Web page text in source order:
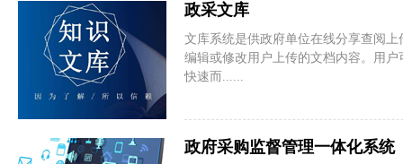
政采文库
文库系统是供政府单位在线分享查阅
编辑或修改用户上传的文档内容。用
快速而......
政府采购监督管理一体化系统